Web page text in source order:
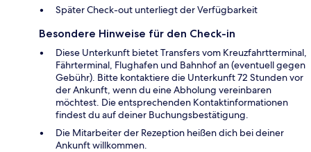
Später Check-out unterliegt der Verfügbarkeit
Besondere Hinweise für den Check-in
Diese Unterkunft bietet Transfers vom Kreuzfahrtterminal,
Fährterminal, Flughafen und Bahnhof an (eventuell gegen
Gebühr). Bitte kontaktiere die Unterkunft 72 Stunden vor
der Ankunft, wenn du eine Abholung vereinbaren
möchtest. Die entsprechenden Kontaktinformationen
findest du auf deiner Buchungsbestätigung.
Die Mitarbeiter der Rezeption heißen dich bei deiner
Ankunft willkommen.